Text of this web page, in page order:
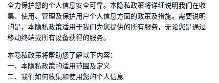
全力保护您的个人信息安全可靠。本隐私政策将详细说明我们在收
集、使用、管理及保护用户个人信息方面的政策及措施。需要说明
的是，本隐私政策适用于我们为您提供的所有服务，无论您是通过
移动终端或所有设备获得的服务。
本隐私政策将帮助您了解以下内容：
一、本隐私政策的适用范围及定义
二、我们如何收集和使用您的个人信息